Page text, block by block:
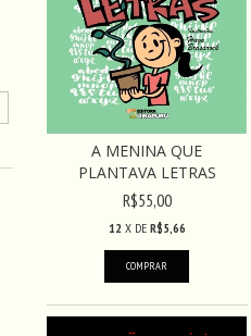
A MENINA QUE
PLANTAVA LETRAS
R$55,00
12 X DE R$5,66